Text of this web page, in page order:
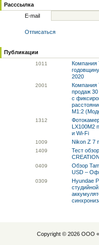
Расссылка
E-mail
Отписаться
Публикации
1011
Компания
2020
2001
Компания
продаж 30
с
M1:2
1312
LX100M2
и Wi-Fi
1009 Nikon Z 7
1409
Тест
0409
Обзор
USD –
0309
Hyundae
Copyright © 2026 ООО «